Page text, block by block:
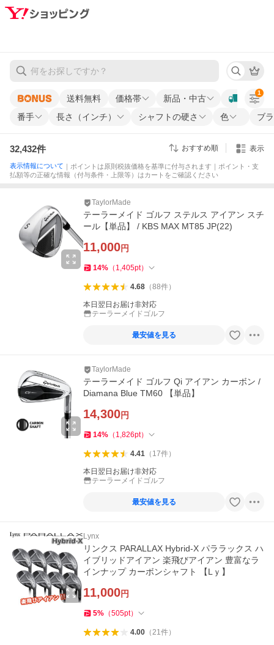
送料無料 価格帯
新品・中古
番手
長さ（インチ） シャフトの硬さ 色 ブ
1
32,432件 おすすめ順 表示
表示情報について ｜ポイントは原則税抜価格を基準に付与されます｜ポイント・支
払額等の正確な情報（付与条件・上限等）はカートをご確認ください
TaylorMade
テーラーメイド ゴルフ ステルス アイアン スチ
ール【単品】 / KBS MAX MT85 JP(22)
11,000円
14% （ 1,405pt）
4.68（88件）
本日翌日お届け非対応
テーラーメイドゴルフ
最安値を見る
TaylorMade
テーラーメイド ゴルフ Qi アイアン カーボン /
Diamana Blue TM60 【単品】
14,300円
14% （ 1,826pt）
4.41（ 17件）
本日翌日お届け非対応
テーラーメイドゴルフ
最安値を見る
Lynx
リンクス PARALLAX Hybrid-X パララックス ハ
イブリッドアイアン 楽飛びアイアン 豊富なラ
インナップ カーボンシャフト 【Lｙ】
11,000円
5% （505pt）
4.00（21件）